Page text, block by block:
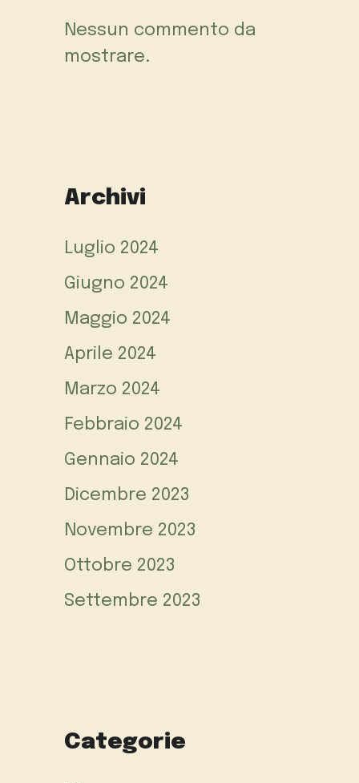
Nessun commento da
mostrare.
Archivi
Luglio 2024
Giugno 2024
Maggio 2024
Aprile 2024
Marzo 2024
Febbraio 2024
Gennaio 2024
Dicembre 2023
Novembre 2023
Ottobre 2023
Settembre 2023
Categorie